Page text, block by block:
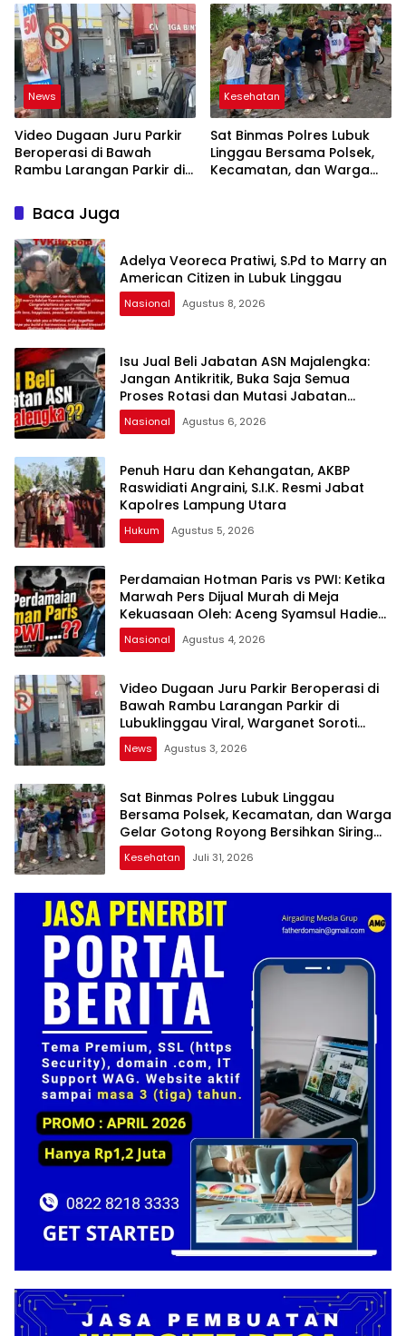
Lampung Utara
Syamsul Hadie (ASH)”
News
Video Dugaan Juru Parkir
Beroperasi di Bawah
Rambu Larangan Parkir di
Warganet Soroti Dugaan
Pelanggaran
Kesehatan
Sat Binmas Polres Lubuk
Linggau Bersama Polsek,
Kecamatan, dan Warga
Baca Juga
Adelya Veoreca Pratiwi, S.Pd to Marry an
American Citizen in Lubuk Linggau
Nasional Agustus 8, 2026
Isu Jual Beli Jabatan ASN Majalengka:
Jangan Antikritik, Buka Saja Semua
Proses Rotasi dan Mutasi Jabatan
kepada Publik Oleh: Aceng Syamsul
Hadie, S.Sos., MM. Ketua Dewan Pembina
Nasional Agustus 6, 2026
Penuh Haru dan Kehangatan, AKBP
Raswidiati Angraini, S.I.K. Resmi Jabat
Kapolres Lampung Utara
Hukum Agustus 5, 2026
Perdamaian Hotman Paris vs PWI: Ketika
Marwah Pers Dijual Murah di Meja
Kekuasaan Oleh: Aceng Syamsul Hadie
(ASH)”
Nasional Agustus 4, 2026
Video Dugaan Juru Parkir Beroperasi di
Bawah Rambu Larangan Parkir di
Lubuklinggau Viral, Warganet Soroti
Dugaan Pelanggaran
News Agustus 3, 2026
Sat Binmas Polres Lubuk Linggau
Bersama Polsek, Kecamatan, dan Warga
Gelar Gotong Royong Bersihkan Siring
Agung
Kesehatan Juli 31, 2026